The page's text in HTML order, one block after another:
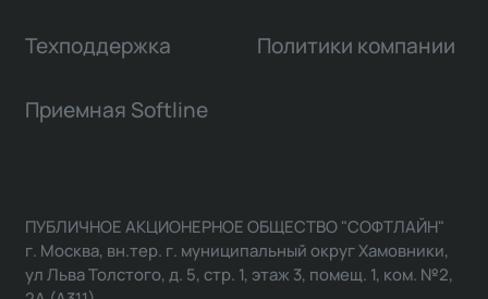
Техподдержка Политики компании
Приемная Softline
ПУБЛИЧНОЕ АКЦИОНЕРНОЕ ОБЩЕСТВО "СОФТЛАЙН"
г. Москва, вн.тер. г. муниципальный округ Хамовники,
ул Льва Толстого, д. 5, стр. 1, этаж 3, помещ. 1, ком. №2,